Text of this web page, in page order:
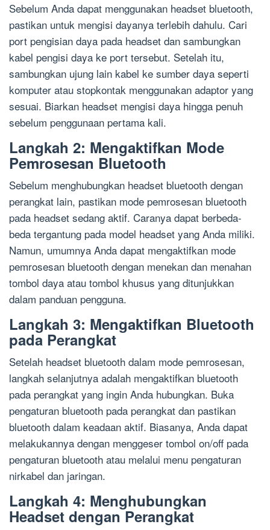
Sebelum Anda dapat menggunakan headset bluetooth,
pastikan untuk mengisi dayanya terlebih dahulu. Cari
port pengisian daya pada headset dan sambungkan
kabel pengisi daya ke port tersebut. Setelah itu,
sambungkan ujung lain kabel ke sumber daya seperti
komputer atau stopkontak menggunakan adaptor yang
sesuai. Biarkan headset mengisi daya hingga penuh
sebelum penggunaan pertama kali.
Langkah 2: Mengaktifkan Mode
Pemrosesan Bluetooth
Sebelum menghubungkan headset bluetooth dengan
perangkat lain, pastikan mode pemrosesan bluetooth
pada headset sedang aktif. Caranya dapat berbeda-
beda tergantung pada model headset yang Anda miliki.
Namun, umumnya Anda dapat mengaktifkan mode
pemrosesan bluetooth dengan menekan dan menahan
tombol daya atau tombol khusus yang ditunjukkan
dalam panduan pengguna.
Langkah 3: Mengaktifkan Bluetooth
pada Perangkat
Setelah headset bluetooth dalam mode pemrosesan,
langkah selanjutnya adalah mengaktifkan bluetooth
pada perangkat yang ingin Anda hubungkan. Buka
pengaturan bluetooth pada perangkat dan pastikan
bluetooth dalam keadaan aktif. Biasanya, Anda dapat
melakukannya dengan menggeser tombol on/off pada
pengaturan bluetooth atau melalui menu pengaturan
nirkabel dan jaringan.
Langkah 4: Menghubungkan
Headset dengan Perangkat